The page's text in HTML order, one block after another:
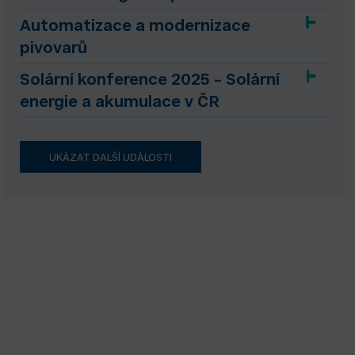
Automatizace a modernizace
pivovarů
Solární konference 2025 – Solární
energie a akumulace v ČR
UKÁZAT DALŠÍ UDÁLOSTI